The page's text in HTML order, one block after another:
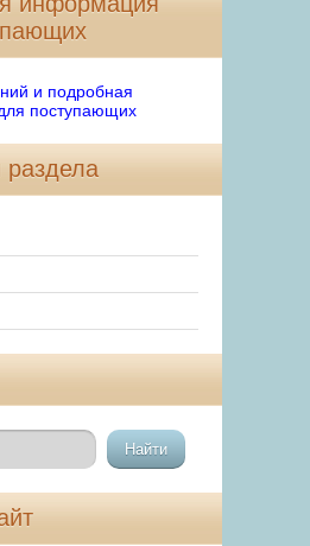
и подробная
поступающих
раздела